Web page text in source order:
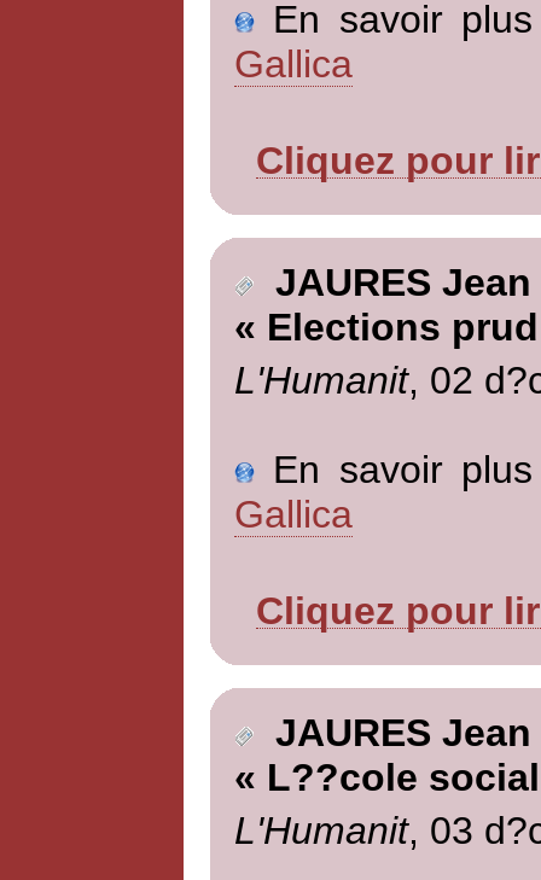
En savoir
Gallica
Cliquez pour
JAURES Jean
« Elections
L'Humanit, 02
En savoir
Gallica
Cliquez pour
JAURES Jean
« L??cole
L'Humanit, 03